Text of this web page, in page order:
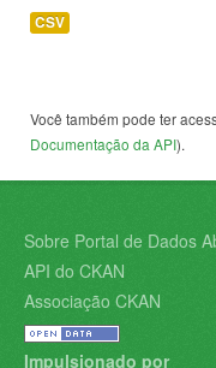
CSV
Você também pode ter
Documentação da API).
Sobre Portal de Dados
API do CKAN
Associação CKAN
Impulsionado por